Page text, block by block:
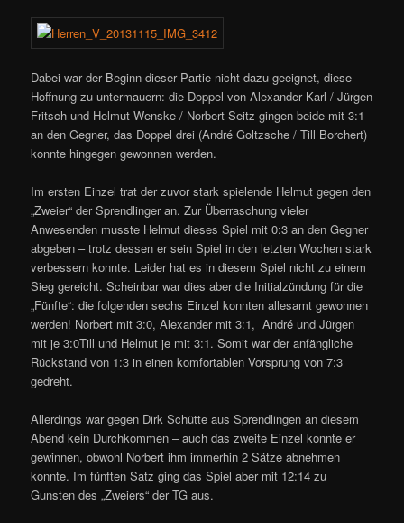
Dabei war der Beginn dieser Partie nicht dazu geeignet, diese
Hoffnung zu untermauern: die Doppel von Alexander Karl / Jürgen
Fritsch und Helmut Wenske / Norbert Seitz gingen beide mit 3:1
an den Gegner, das Doppel drei (André Goltzsche / Till Borchert)
konnte hingegen gewonnen werden.
Im ersten Einzel trat der zuvor stark spielende Helmut gegen den
„Zweier“ der Sprendlinger an. Zur Überraschung vieler
Anwesenden musste Helmut dieses Spiel mit 0:3 an den Gegner
abgeben – trotz dessen er sein Spiel in den letzten Wochen stark
verbessern konnte. Leider hat es in diesem Spiel nicht zu einem
Sieg gereicht. Scheinbar war dies aber die Initialzündung für die
„Fünfte“: die folgenden sechs Einzel konnten allesamt gewonnen
werden! Norbert mit 3:0, Alexander mit 3:1, André und Jürgen
mit je 3:0Till und Helmut je mit 3:1. Somit war der anfängliche
Rückstand von 1:3 in einen komfortablen Vorsprung von 7:3
gedreht.
Allerdings war gegen Dirk Schütte aus Sprendlingen an diesem
Abend kein Durchkommen – auch das zweite Einzel konnte er
gewinnen, obwohl Norbert ihm immerhin 2 Sätze abnehmen
konnte. Im fünften Satz ging das Spiel aber mit 12:14 zu
Gunsten des „Zweiers“ der TG aus.